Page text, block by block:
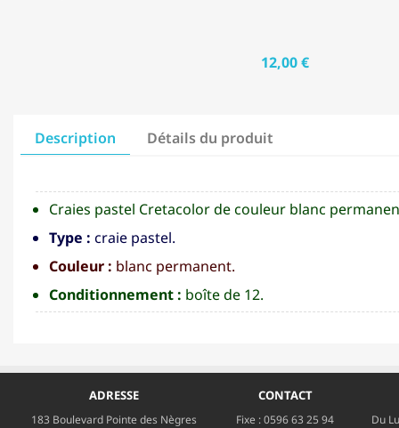
12,00 €
Description Détails du produit
Craies pastel Cretacolor de couleur blanc
Type : craie pastel.
Couleur : blanc permanent.
Conditionnement : boîte de 12.
ADRESSE
183 Boulevard Pointe des Nègres
CONTACT
Fixe :0596 63 25 94
Du